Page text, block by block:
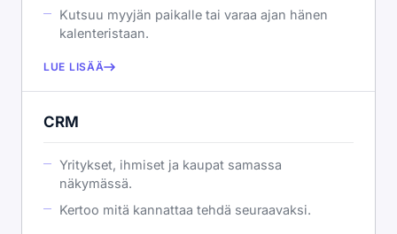
Kutsuu myyjän paikalle tai varaa ajan hänen
kalenteristaan.
LUE LISÄÄ
CRM
Yritykset, ihmiset ja kaupat samassa
näkymässä.
Kertoo mitä kannattaa tehdä seuraavaksi.